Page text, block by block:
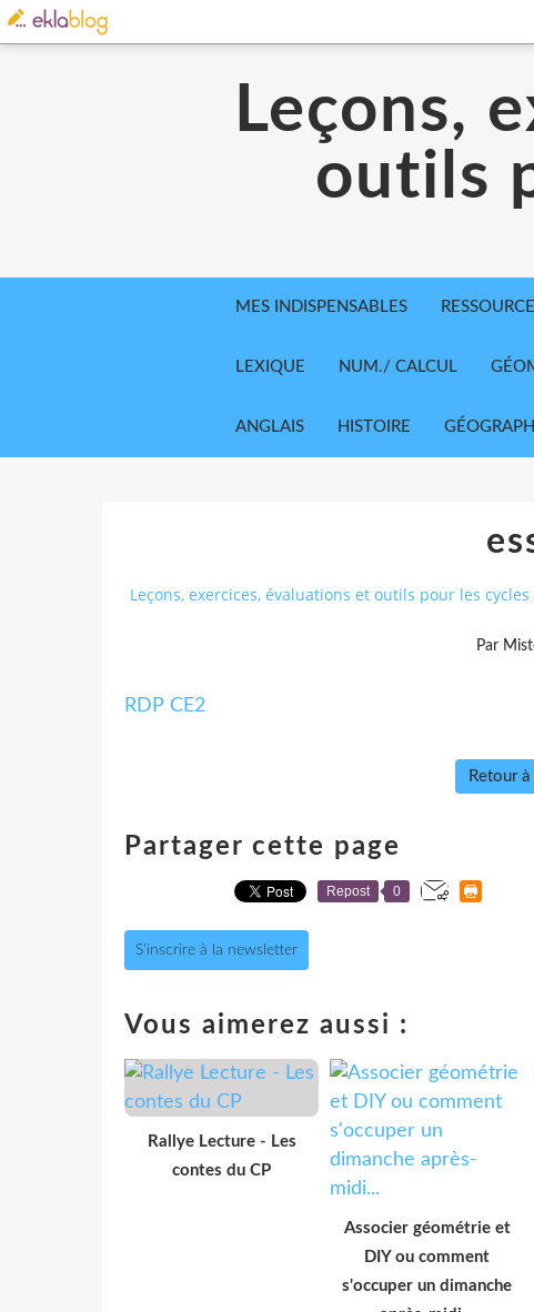
Leçons,
outils
MES INDISPENSABLES
LEXIQUE NUM./ CALCUL
ANGLAIS HISTOIRE
Leçons, exercices, évaluations et outils pour les cycles
Par
RDP CE2
Retour à
Partager cette page
Repost 0
S'inscrire à la newsletter
Vous aimerez aussi :
Rallye Lecture - Les
contes du CP
Associer géométrie et
DIY ou comment
s'occuper un dimanche